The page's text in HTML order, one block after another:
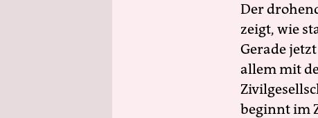
Der
zeigt, wie
Gerade
allem mit
beginnt im